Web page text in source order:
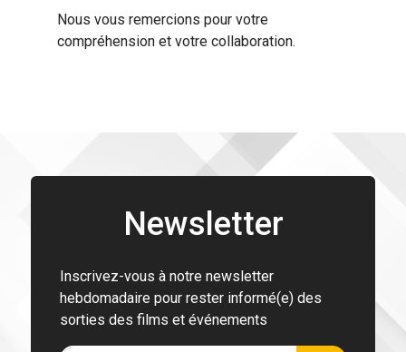
Nous vous remercions pour votre
compréhension et votre collaboration.
Newsletter
Inscrivez-vous à notre newsletter
hebdomadaire pour rester informé(e) des
sorties des films et événements